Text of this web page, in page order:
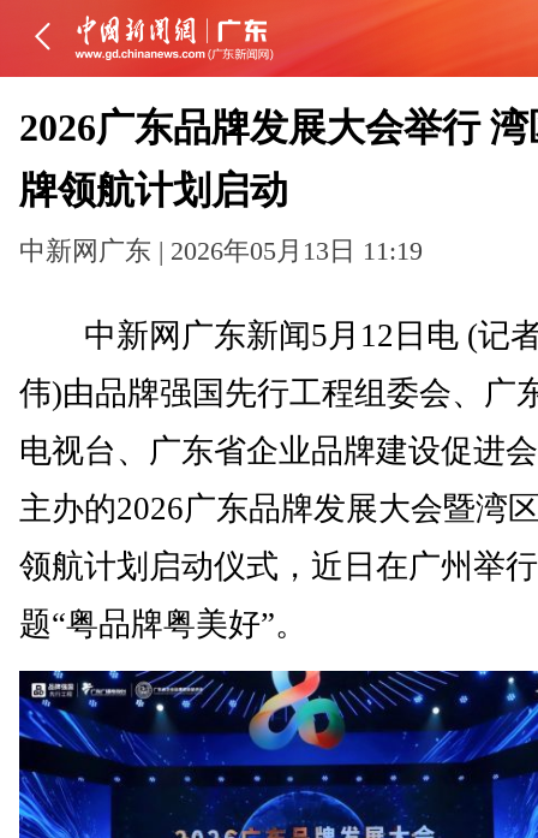
2026广东品牌发展大会举行
牌领航计划启动
中新网广东 | 2026年05月13日 11:19
中新网广东新闻5月12日电 (记
伟)由品牌强国先行工程组委会、广
电视台、广东省企业品牌建设促进
主办的2026广东品牌发展大会暨湾
领航计划启动仪式，近日在广州举
题“粤品牌粤美好”。